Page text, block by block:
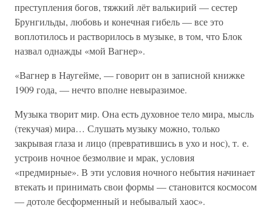
преступления богов, тяжкий лёт валькирий — сестер
Брунгильды, любовь и конечная гибель — все это
воплотилось и растворилось в музыке, в том, что Блок
назвал однажды «мой Вагнер».
«Вагнер в Наугейме, — говорит он в записной книжке
1909 года, — нечто вполне невыразимое.
Музыка творит мир. Она есть духовное тело мира, мысль
(текучая) мира… Слушать музыку можно, только
закрывая глаза и лицо (превратившись в ухо и нос), т. е.
устроив ночное безмолвие и мрак, условия
«предмирные». В эти условия ночного небытия начинает
втекать и принимать свои формы — становится космосом
— дотоле бесформенный и небывалый хаос».